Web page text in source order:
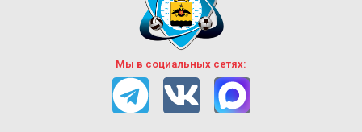
Мы в социальных сетях: